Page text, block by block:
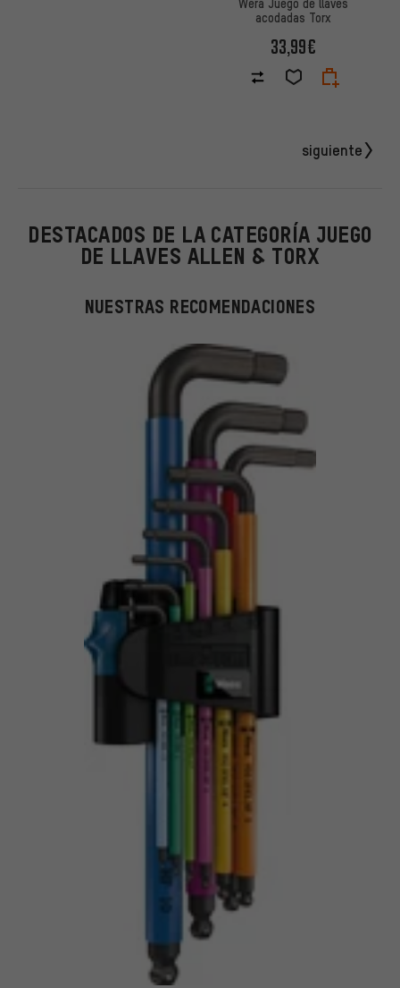
acodadas Torx
33,99€
siguiente
DESTACADOS DE LA CATEGORÍA JUEGO
DE LLAVES ALLEN & TORX
NUESTRAS RECOMENDACIONES